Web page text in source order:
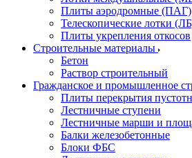
Плиты аэродромные (ПАГ)
Телескопические лотки
Плиты укрепления откосов
Строительные материалы
Бетон
Раствор строительный
Гражданское и промышленное
Плиты перекрытия
Лестничные ступени
Лестничные марши и
Балки железобетонные
Блоки ФБС